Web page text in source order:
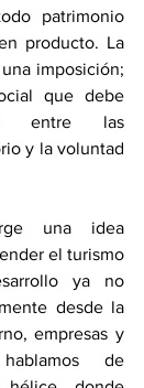
patrimonio
producto. La
imposición;
que debe
entre las
y la voluntad
una idea
el turismo
ya no
desde la
empresas y
de